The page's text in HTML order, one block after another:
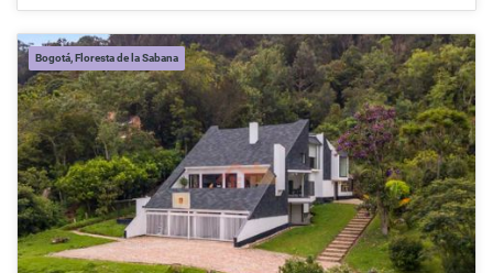
Bogotá, Floresta de la Sabana